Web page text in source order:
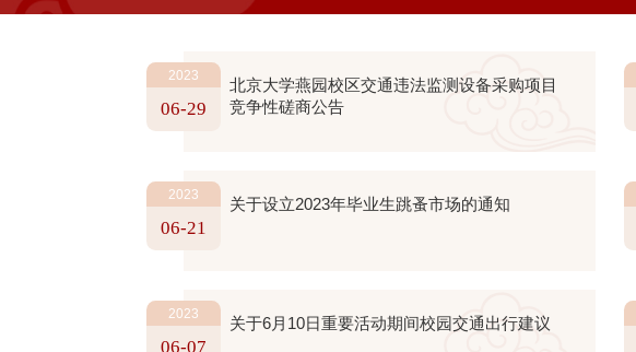
2023
06-29
北京大学燕园校区交通违法监测设备采购项目
竞争性磋商公告
2023
06-21
关于设立2023年毕业生跳蚤市场的通知
2023
06-07
关于6月10日重要活动期间校园交通出行建议